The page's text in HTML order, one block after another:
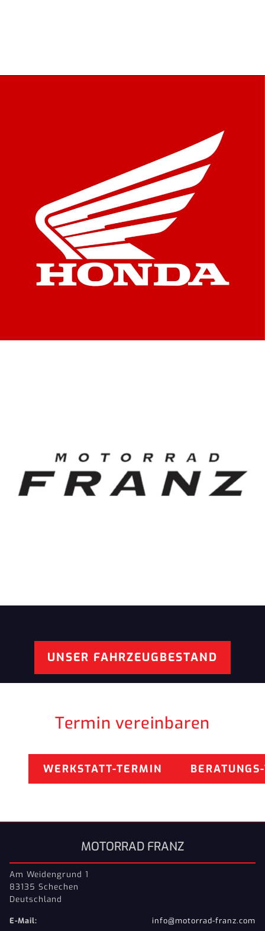
UNSER FAHRZEUGBESTAND
Termin vereinbaren
WERKSTATT-TERMIN
MOTORRAD FRANZ
Am Weidengrund 1
83135 Schechen
Deutschland
E-Mail:
info@motorrad-franz.com